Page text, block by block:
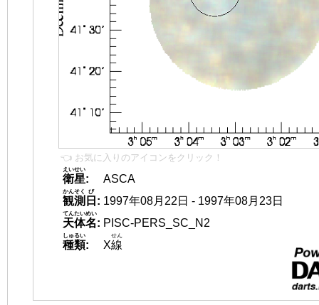
👈 お気に入りのアイコンをクリック！
衛星
えいせい
:
ASCA
観測
かんそく
日
び
: 1997年08月22日 - 1997年08月23日
天体名
てんたいめい
: PISC-PERS_SC_N2
種類
しゅるい
: X線
せん